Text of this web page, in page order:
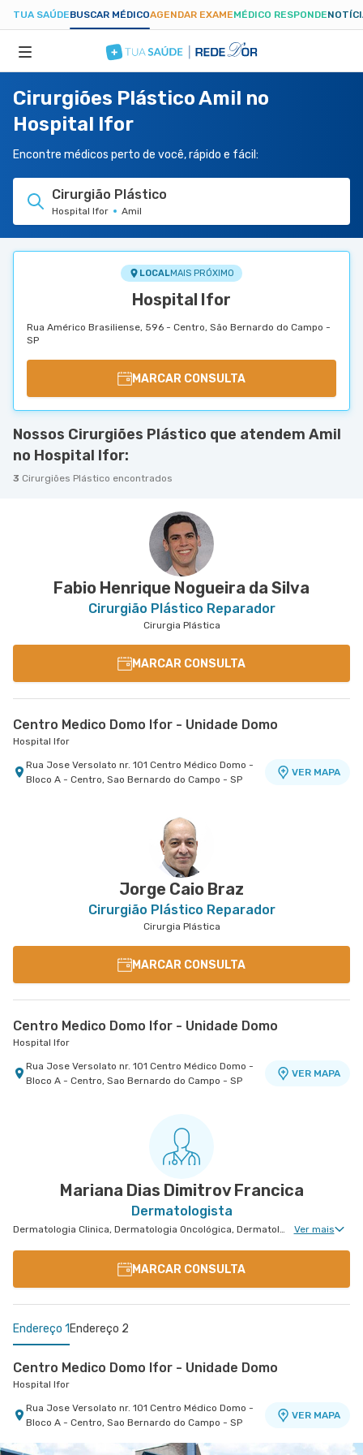
TUA SAÚDEBUSCAR MÉDICOAGENDAR EXAMEMÉDICO RESPONDE
ESPECIALIDADES
HOSPITAIS
TUASAUDE.COM
Cirurgiões Plástico Amil no
Hospital Ifor
Encontre médicos perto de você, rápido e fácil:
Cirurgião Plástico
Hospital Ifor Amil
LOCALMAIS PRÓXIMO
Hospital Ifor
Rua Américo Brasiliense, 596 - Centro, São Bernardo do Campo -
SP
MARCAR CONSULTA
Nossos Cirurgiões Plástico que atendem Amil
no Hospital Ifor:
3 Cirurgiões Plástico encontrados
Fabio Henrique Nogueira da Silva
Cirurgião Plástico Reparador
Cirurgia Plástica
MARCAR CONSULTA
Centro Medico Domo Ifor - Unidade Domo
Hospital Ifor
Rua Jose Versolato nr. 101 Centro Médico Domo -
Bloco A - Centro, Sao Bernardo do Campo - SP
VER MAPA
Jorge Caio Braz
Cirurgião Plástico Reparador
Cirurgia Plástica
MARCAR CONSULTA
Centro Medico Domo Ifor - Unidade Domo
Hospital Ifor
Rua Jose Versolato nr. 101 Centro Médico Domo -
Bloco A - Centro, Sao Bernardo do Campo - SP
VER MAPA
Mariana Dias Dimitrov Francica
Dermatologista
Dermatologia Clinica, Dermatologia Oncológica, Dermatologia Pediátrica, Cirurgia Plástica Reparadora, Cirurgia Plástica, Dermatologia Tricologia, Dermatologia de Tratamento de Psoríase, Dermatologia Tratamento de Dermatite Atópica, Dermatologiatratamento de Urticária Crônica, Dermatologia de Tratamento de Hidradenite Ver mais
MARCAR CONSULTA
Endereço 1 Endereço 2
Centro Medico Domo Ifor - Unidade Domo
Hospital Ifor
Rua Jose Versolato nr. 101 Centro Médico Domo -
Bloco A - Centro, Sao Bernardo do Campo - SP
VER MAPA
Centro Médico São Luiz Morumbi - Unidade Oscar